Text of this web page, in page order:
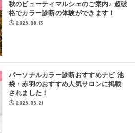
秋のビューティマルシェのご案内♪ 超破
格でカラー診断の体験ができます！
2025.08.13
パーソナルカラー診断おすすめナビ 池
袋・赤羽のおすすめ人気サロンに掲載
されました！
2025.05.21